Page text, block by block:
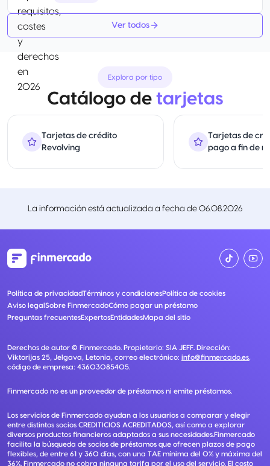
Ver todos
Explora por tipo
Catálogo de tarjetas
Tarjetas de crédito
Revolving
Tarjetas de
pago a fin de
La información está actualizada a fecha de 06.08.2026
Política de privacidadTérminos y condicionesPolítica de cookies
Aviso legalSobre FinmercadoCómo pagar un préstamo
Preguntas frecuentesExpertosEntidadesMapa del sitio
Derechos de autor © Finmercado. Propietario: SIA JEFF. Dirección:
Viktorijas 25, Jelgava, Letonia, correo electrónico: info@finmercado.es,
código de empresa: 43603085405.
Finmercado no es un proveedor de préstamos ni emite préstamos.
Los servicios de Finmercado ayudan a los usuarios a comparar y elegir
entre distintos socios CREDITICIOS ACREDITADOS, así como a explorar
diversos productos financieros adaptados a sus necesidades.Finmercado
facilita la búsqueda de socios de préstamos que ofrecen plazos de pago
flexibles, de entre 61 y 360 días, con una TAE mínima del 0% y máxima del
36%. Finmercado no cobra ninguna tarifa por el uso del servicio. El costo